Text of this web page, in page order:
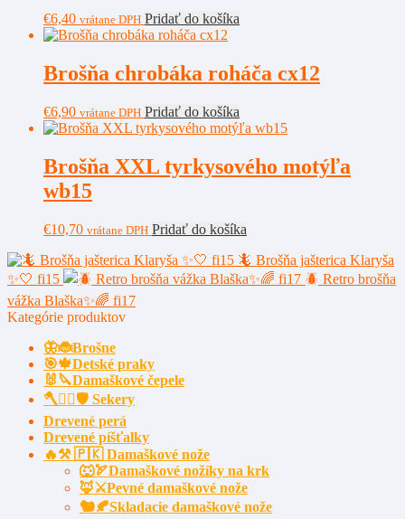
€6,40 vrátane DPH Pridať do košíka
Brošňa chrobáka roháča cx12
€6,90 vrátane DPH Pridať do košíka
Brošňa XXL tyrkysového motýľa
wb15
€10,70 vrátane DPH Pridať do košíka
🦎 Brošňa jašterica Klaryša
✨🤍 fi15
🪲 Retro brošňa
vážka Blaška✨🌈 fi17
Kategórie produktov
🦋🐞Brošne
🎯🍁Detské praky
🐰🔪Damaškové čepele
🪓🧔‍♂️🛡️ Sekery
Drevené perá
Drevené píšťalky
🔥⚒️ 🇵🇰 Damaškové nože
🐺🏹Damaškové nožíky na krk
🦊⚔️Pevné damaškové nože
🐿️🍂Skladacie damaškové nože